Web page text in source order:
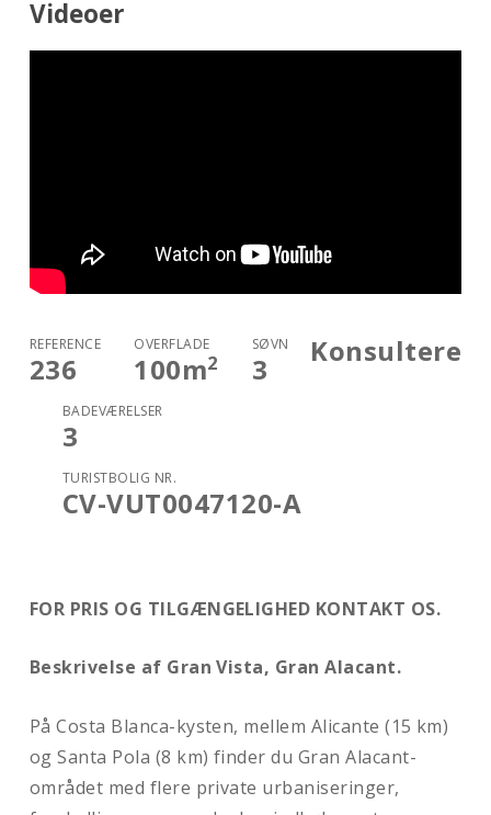
Videoer
Konsultere
REFERENCE
236
OVERFLADE
100m2
SØVN
3
BADEVÆRELSER
3
TURISTBOLIG NR.
CV-VUT0047120-A
FOR PRIS OG TILGÆNGELIGHED KONTAKT OS.
Beskrivelse af Gran Vista, Gran Alacant.
På Costa Blanca-kysten, mellem Alicante (15 km)
og Santa Pola (8 km) finder du Gran Alacant-
området med flere private urbaniseringer,